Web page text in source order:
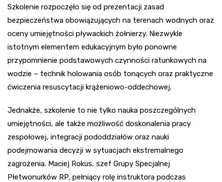
Szkolenie rozpoczęło się od prezentacji zasad
bezpieczeństwa obowiązujących na terenach wodnych oraz
oceny umiejętności pływackich żołnierzy. Niezwykle
istotnym elementem edukacyjnym było ponowne
przypomnienie podstawowych czynności ratunkowych na
wodzie – technik holowania osób tonących oraz praktyczne
ćwiczenia resuscytacji krążeniowo-oddechowej.
Jednakże, szkolenie to nie tylko nauka poszczególnych
umiejętności, ale także możliwość doskonalenia pracy
zespołowej, integracji pododdziałów oraz nauki
podejmowania decyzji w sytuacjach ekstremalnego
zagrożenia. Maciej Rokus, szef Grupy Specjalnej
Płetwonurków RP, pełniący rolę instruktora podczas